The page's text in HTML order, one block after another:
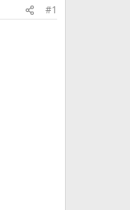
#1